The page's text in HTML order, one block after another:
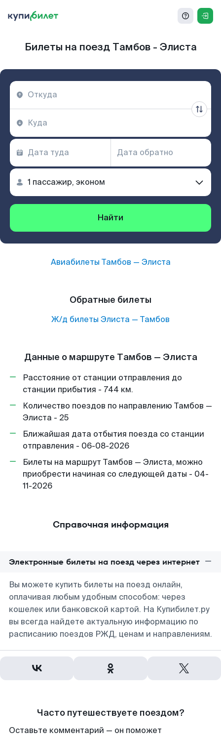
Билеты на поезд Тамбов - Элиста
Найти
Авиабилеты Тамбов — Элиста
Обратные билеты
Ж/д билеты Элиста — Тамбов
Данные о маршруте Тамбов — Элиста
Расстояние от станции отправления до
станции прибытия - 744 км.
Количество поездов по направлению Тамбов —
Элиста - 25
Ближайшая дата отбытия поезда со станции
отправления - 06-08-2026
Билеты на маршрут Тамбов — Элиста, можно
приобрести начиная со следующей даты - 04-
11-2026
Справочная информация
Электронные билеты на поезд через интернет
Вы можете купить билеты на поезд онлайн,
оплачивая любым удобным способом: через
кошелек или банковской картой. На Купибилет.ру
вы всегда найдете актуальную информацию по
расписанию поездов РЖД, ценам и направлениям.
Часто путешествуете поездом?
Оставьте комментарий — он поможет